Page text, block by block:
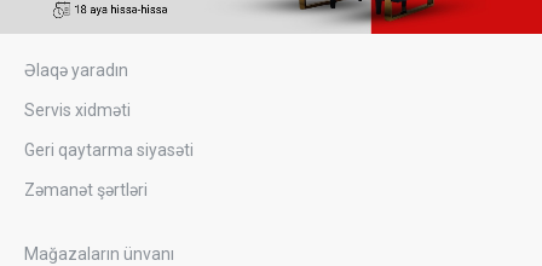
Əlaqə yaradın
Servis xidməti
Geri qaytarma siyasəti
Zəmanət şərtləri
Mağazaların ünvanı